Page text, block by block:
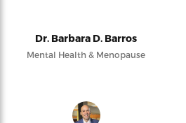
Dr. Barbara D. Barros
Mental Health & Menopause